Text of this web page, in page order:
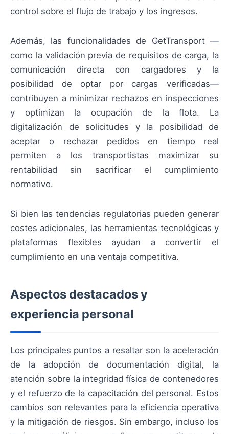
control sobre el flujo de trabajo y los ingresos.
Además, las funcionalidades de GetTransport —
como la validación previa de requisitos de carga, la
comunicación directa con cargadores y la
posibilidad de optar por cargas verificadas—
contribuyen a minimizar rechazos en inspecciones
y optimizan la ocupación de la flota. La
digitalización de solicitudes y la posibilidad de
aceptar o rechazar pedidos en tiempo real
permiten a los transportistas maximizar su
rentabilidad sin sacrificar el cumplimiento
normativo.
Si bien las tendencias regulatorias pueden generar
costes adicionales, las herramientas tecnológicas y
plataformas flexibles ayudan a convertir el
cumplimiento en una ventaja competitiva.
Aspectos destacados y
experiencia personal
Los principales puntos a resaltar son la aceleración
de la adopción de documentación digital, la
atención sobre la integridad física de contenedores
y el refuerzo de la capacitación del personal. Estos
cambios son relevantes para la eficiencia operativa
y la mitigación de riesgos. Sin embargo, incluso los